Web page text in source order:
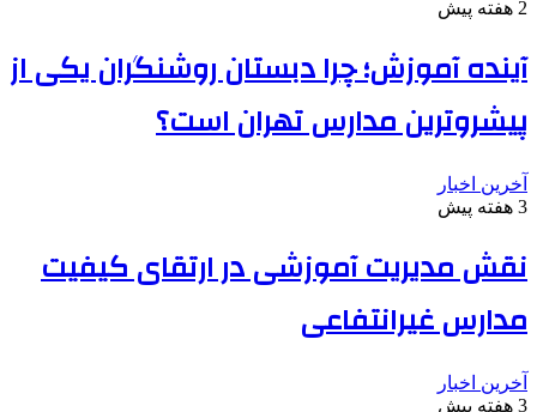
2 هفته پیش
آینده آموزش؛ چرا دبستان روشنگران یکی از
پیشروترین مدارس تهران است؟
آخرین اخبار
3 هفته پیش
نقش مدیریت آموزشی در ارتقای کیفیت
مدارس غیرانتفاعی
آخرین اخبار
3 هفته پیش